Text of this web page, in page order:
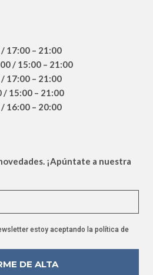
17:00 – 21:00
/ 15:00 – 21:00
17:00 – 21:00
/ 15:00 – 21:00
16:00 – 20:00